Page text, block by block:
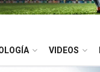
VIDEOS